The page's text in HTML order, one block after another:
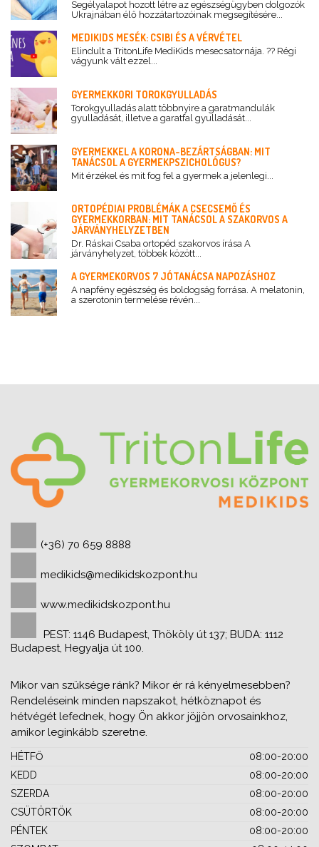
Segélyalapot hozott létre az egészségügyben dolgozók
Ukrajnában élő hozzátartozóinak megsegítésére...
MEDIKIDS MESÉK: CSIBI ÉS A VÉRVÉTEL
Elindult a TritonLife MediKids mesecsatornája. ?? Régi
vágyunk vált ezzel...
GYERMEKKORI TOROKGYULLADÁS
Torokgyulladás alatt többnyire a garatmandulák
gyulladását, illetve a garatfal gyulladását...
GYERMEKKEL A KORONA-BEZÁRTSÁGBAN: MIT
TANÁCSOL A GYERMEKPSZICHOLÓGUS?
Mit érzékel és mit fog fel a gyermek a jelenlegi...
ORTOPÉDIAI PROBLÉMÁK A CSECSEMŐ ÉS
GYERMEKKORBAN: MIT TANÁCSOL A SZAKORVOS A
JÁRVÁNYHELYZETBEN
Dr. Ráskai Csaba ortopéd szakorvos írása A
járványhelyzet, többek között...
A GYERMEKORVOS 7 JÓTANÁCSA NAPOZÁSHOZ
A napfény egészség és boldogság forrása. A melatonin,
a szerotonin termelése révén...
(+36) 70 659 8888
medikids@medikidskozpont.hu
www.medikidskozpont.hu
PEST: 1146 Budapest, Thököly út 137; BUDA: 1112
Budapest, Hegyalja út 100.
Mikor van szüksége ránk? Mikor ér rá kényelmesebben?
Rendeléseink minden napszakot, hétköznapot és
hétvégét lefednek, hogy Ön akkor jöjjön orvosainkhoz,
amikor leginkább szeretne.
HÉTFŐ
08:00-20:00
KEDD
08:00-20:00
SZERDA
08:00-20:00
CSÜTÖRTÖK
08:00-20:00
PÉNTEK
08:00-20:00